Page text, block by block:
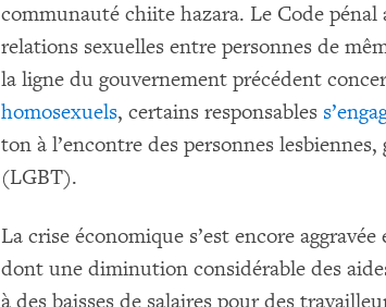
communauté chiite hazara. Le Code
relations sexuelles entre personnes de
la ligne du gouvernement précédent
homosexuels, certains responsables
ton à l’encontre des personnes
(LGBT).
La crise économique s’est encore
dont une diminution considérable des
à des baisses de salaires pour des